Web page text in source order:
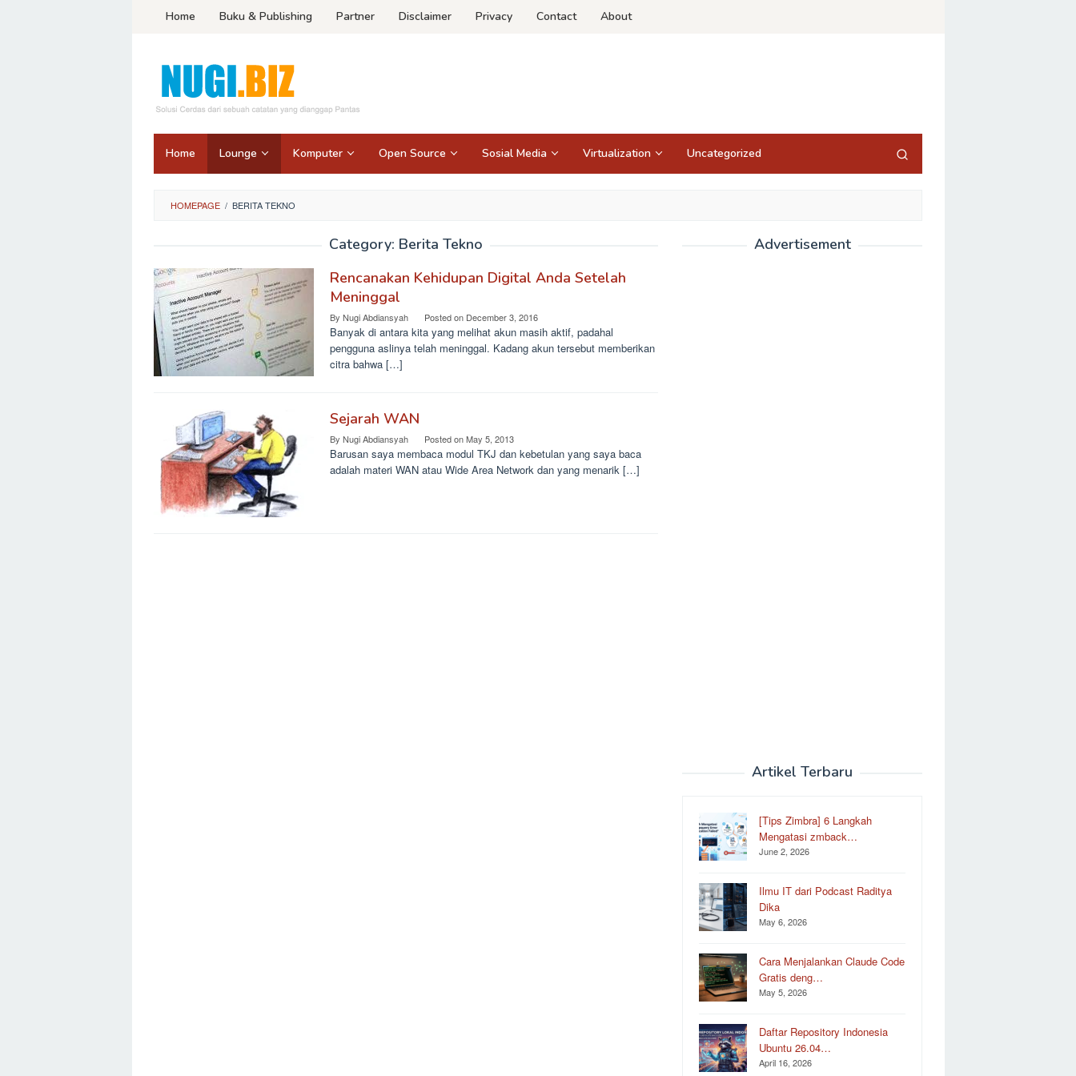
Home Buku & Publishing Partner Disclaimer Privacy Contact About
Home Lounge Komputer Open Source Sosial Media Virtualization Uncategorized
HOMEPAGE / BERITA TEKNO
Category: Berita Tekno
Rencanakan Kehidupan Digital Anda Setelah
Meninggal
By Nugi Abdiansyah Posted on December 3, 2016
Banyak di antara kita yang melihat akun masih aktif, padahal
pengguna aslinya telah meninggal. Kadang akun tersebut memberikan
citra bahwa […]
Sejarah WAN
By Nugi Abdiansyah Posted onMay 5, 2013
Barusan saya membaca modul TKJ dan kebetulan yang saya baca
adalah materi WAN atau Wide Area Network dan yang menarik […]
Advertisement
Artikel Terbaru
[Tips Zimbra] 6 Langkah
Mengatasi zmback…
June 2, 2026
Ilmu IT dari Podcast Raditya
Dika
May 6, 2026
Cara Menjalankan Claude Code
Gratis deng…
May 5, 2026
Daftar Repository Indonesia
Ubuntu 26.04…
April 16, 2026